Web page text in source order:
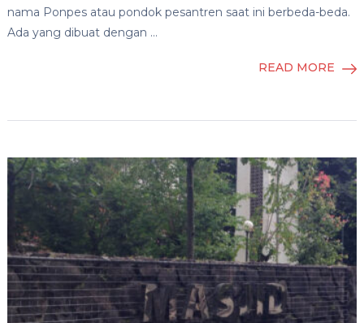
nama Ponpes atau pondok pesantren saat ini berbeda-beda.
Ada yang dibuat dengan …
READ MORE